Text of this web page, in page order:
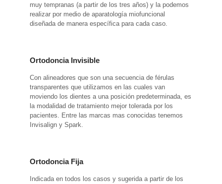
muy tempranas (a partir de los tres años) y la podemos
realizar por medio de aparatología miofuncional
diseñada de manera específica para cada caso.
Ortodoncia Invisible
Con alineadores que son una secuencia de férulas
transparentes que utilizamos en las cuales van
moviendo los dientes a una posición predeterminada, es
la modalidad de tratamiento mejor tolerada por los
pacientes. Entre las marcas mas conocidas tenemos
Invisalign y Spark.
Ortodoncia Fija
Indicada en todos los casos y sugerida a partir de los